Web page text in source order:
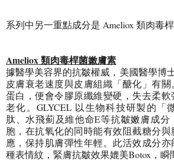
系列中另一重點成分是 Ameliox 類肉毒
Ameliox 類肉毒桿菌嫩膚素
據醫學美容界的抗皺權威，美國醫學博士
皮膚衰老速度與皮膚組織「醣化」有
蛋白，便會令膠原纖維變硬，失去柔
老化。GLYCEL 以生物科技研製的「
肽、水飛薊及維他命E等抗皺嫩膚成分
胞，在抗氧化的同時能有效阻截糖分
應，保持肌膚彈性年輕。此活效成分
種表情紋，緊膚抗皺效果媲美Botox，瞬